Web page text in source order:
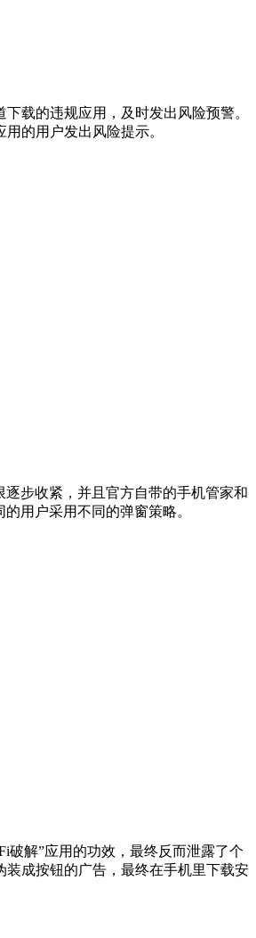
下载的违规应用，及时发出风险预警。
的用户发出风险提示。
步收紧，并且官方自带的手机管家和
用户采用不同的弹窗策略。
破解”应用的功效，最终反而泄露了个
成按钮的广告，最终在手机里下载安